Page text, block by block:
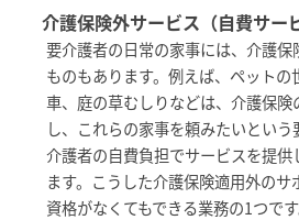
介護保険外サービス（自費サー
要介護者の日常の家事には、介護
ものもあります。例えば、ペット
車、庭の草むしりなどは、介護保険
し、これらの家事を頼みたいとい
介護者の自費負担でサービスを提供
ます。こうした介護保険適用外の
資格がなくてもできる業務の1つです